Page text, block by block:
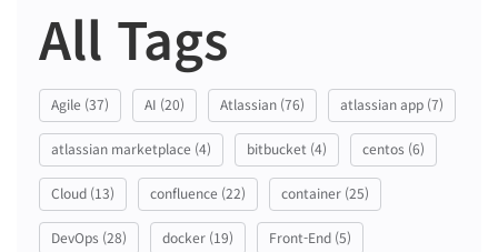
All Tags
Agile (37) AI (20) Atlassian (76) atlassian app (7)
atlassian marketplace (4) bitbucket (4) centos (6)
Cloud (13) confluence (22) container (25)
DevOps (28) docker (19) Front-End (5)